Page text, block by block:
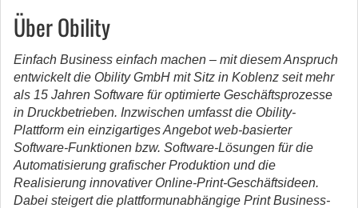
Über Obility
Einfach Business einfach machen – mit diesem Anspruch
entwickelt die Obility GmbH mit Sitz in Koblenz seit mehr
als 15 Jahren Software für optimierte Geschäftsprozesse
in Druckbetrieben. Inzwischen umfasst die Obility-
Plattform ein einzigartiges Angebot web-basierter
Software-Funktionen bzw. Software-Lösungen für die
Automatisierung grafischer Produktion und die
Realisierung innovativer Online-Print-Geschäftsideen.
Dabei steigert die plattformunabhängige Print Business-